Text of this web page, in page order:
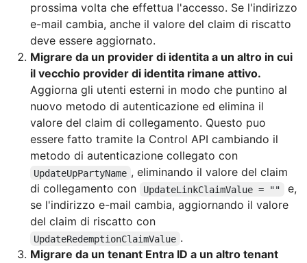
prossima volta che effettua l'accesso. Se l'indirizzo
e-mail cambia, anche il valore del claim di riscatto
deve essere aggiornato.
Migrare da un provider di identita a un altro in cui
il vecchio provider di identita rimane attivo.
Aggiorna gli utenti esterni in modo che puntino al
nuovo metodo di autenticazione ed elimina il
valore del claim di collegamento. Questo puo
essere fatto tramite la Control API cambiando il
metodo di autenticazione collegato con
UpdateUpPartyName , eliminando il valore del claim
di collegamento con
UpdateLinkClaimValue = ""
e,
se l'indirizzo e-mail cambia, aggiornando il valore
del claim di riscatto con
UpdateRedemptionClaimValue .
Migrare da un tenant Entra ID a un altro tenant